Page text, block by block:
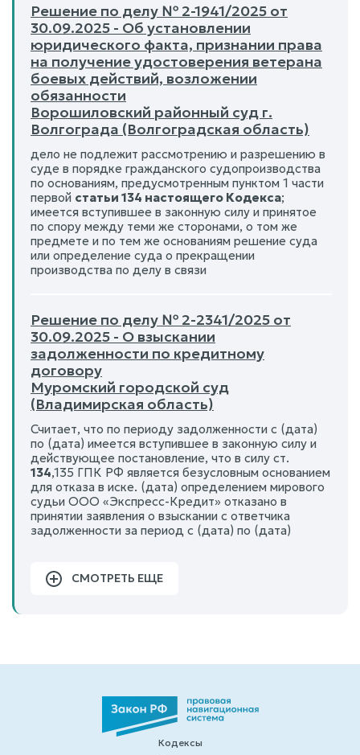
Решение по делу № 2-1941/2025 от
30.09.2025 - Об установлении
юридического факта, признании права
на получение удостоверения ветерана
боевых действий, возложении
обязанности
Ворошиловский районный суд г.
Волгограда (Волгоградская область)
дело не подлежит рассмотрению и разрешению в
суде в порядке гражданского судопроизводства
по основаниям, предусмотренным пунктом 1 части
первой статьи 134 настоящего Кодекса;
имеется вступившее в законную силу и принятое
по спору между теми же сторонами, о том же
предмете и по тем же основаниям решение суда
или определение суда о прекращении
производства по делу в связи
Решение по делу № 2-2341/2025 от
30.09.2025 - О взыскании
задолженности по кредитному
договору
Муромский городской суд
(Владимирская область)
Считает, что по периоду задолженности с (дата)
по (дата) имеется вступившее в законную силу и
действующее постановление, что в силу ст.
134,135 ГПК РФ является безусловным основанием
для отказа в иске. (дата) определением мирового
судьи ООО «Экспресс-Кредит» отказано в
принятии заявления о взыскании с ответчика
задолженности за период с (дата) по (дата)
СМОТРЕТЬ ЕЩЕ
Кодексы